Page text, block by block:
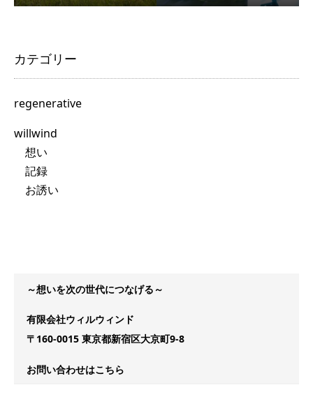
カテゴリー
regenerative
willwind
想い
記録
お誘い
～想いを次の世代につなげる～
有限会社ウィルウィンド
〒160-0015 東京都新宿区大京町9-8
お問い合わせはこちら